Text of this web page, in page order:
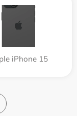
iPhone 15